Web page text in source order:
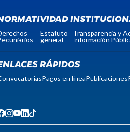
Estatuto
general
Transparencia y
Información
RÁPIDOS
Pagos en líneaPublicaciones